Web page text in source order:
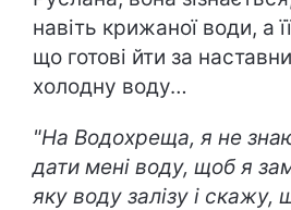
навіть крижаної води, а
що готові йти за
холодну воду…
"На Водохреща, я не
дати мені воду, щоб я
яку воду залізу і скажу,